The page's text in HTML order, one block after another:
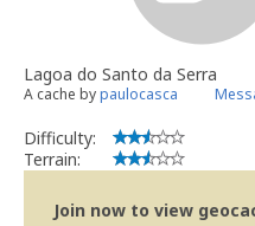
Lagoa do Santo da Serra
A cache bypaulocasca
Difficulty:
Terrain:
Join now to view